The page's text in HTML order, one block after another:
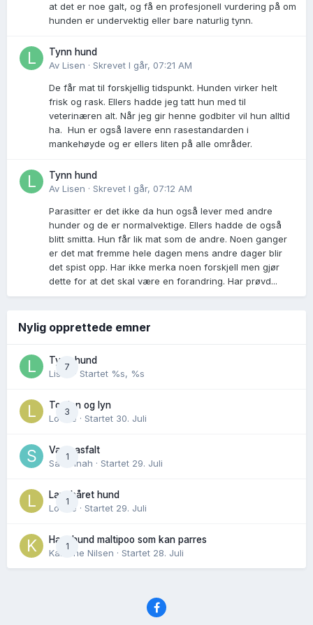
at det er noe galt, og få en profesjonell vurdering på om
hunden er undervektig eller bare naturlig tynn.
Tynn hund
Av Lisen · Skrevet I går, 07:21 AM
De får mat til forskjellig tidspunkt. Hunden virker helt
frisk og rask. Ellers hadde jeg tatt hun med til
veterinæren alt. Når jeg gir henne godbiter vil hun alltid
ha. Hun er også lavere enn rasestandarden i
mankehøyde og er ellers liten på alle områder.
Tynn hund
Av Lisen · Skrevet I går, 07:12 AM
Parasitter er det ikke da hun også lever med andre
hunder og de er normalvektige. Ellers hadde de også
blitt smitta. Hun får lik mat som de andre. Noen ganger
er det mat fremme hele dagen mens andre dager blir
det spist opp. Har ikke merka noen forskjell men gjør
dette for at det skal være en forandring. Har prøvd...
Nylig opprettede emner
7
Tynn hund
Lisen
· Startet %s, %s
3
Torden og lyn
Lovise · Startet 30. Juli
1
Varm asfalt
Savannah · Startet 29. Juli
1
Langhåret hund
Lovise · Startet 29. Juli
1
Hannhund maltipoo som kan parres
Karoline Nilsen · Startet 28. Juli